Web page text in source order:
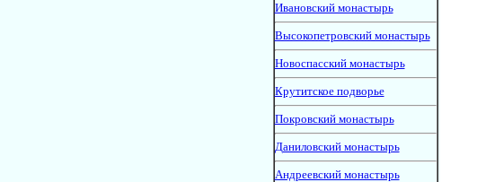
Ивановский монастырь
Высокопетровский монастырь
Новоспасский монастырь
Крутитское подворье
Покровский монастырь
Даниловский монастырь
Андреевский монастырь